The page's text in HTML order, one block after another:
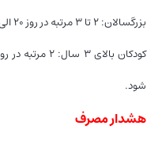
بزرگسالان: ۲ تا ۳ مرتبه در روز ۲۰ الی ۳۰ قطره در آب ریخته و میل شود.
شود.
هشدار مصرف